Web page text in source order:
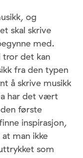
og
skal skrive
med.
det kan
fra den typen
å skrive musikk
har det vært
første
inspirasjon,
man ikke
som